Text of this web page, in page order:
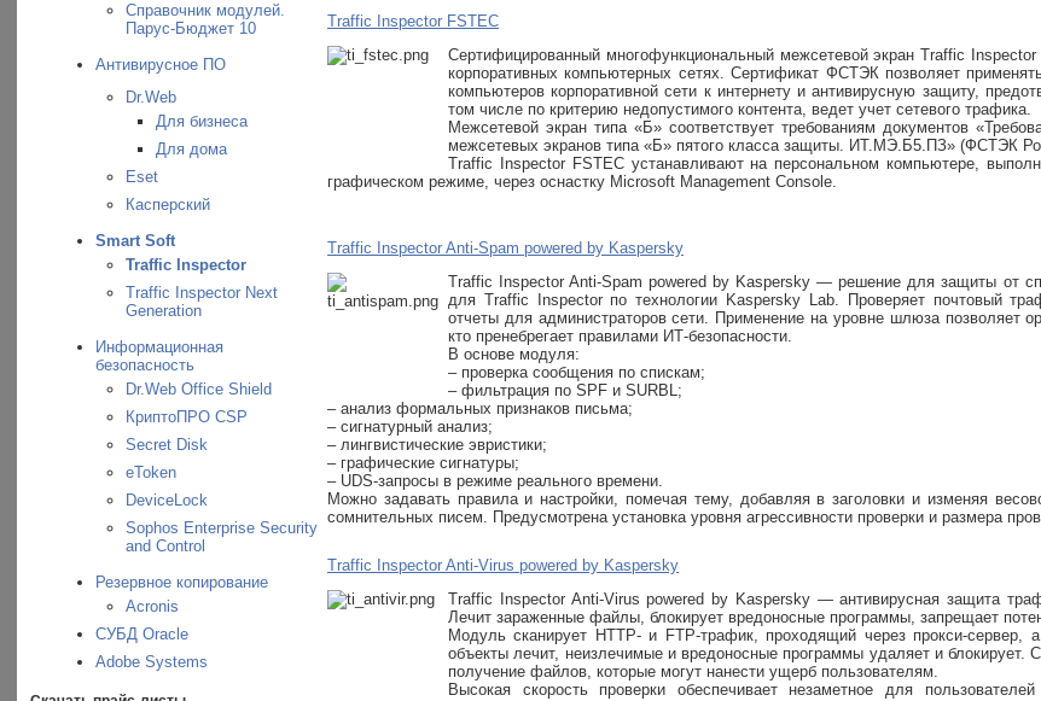
Справочник модулей.
Парус-Бюджет 10
Антивирусное ПО
Dr.Web
Для бизнеса
Для дома
Eset
Касперский
Smart Soft
Traffic Inspector
Traffic Inspector Next
Generation
Информационная
безопасность
Dr.Web Office Shield
КриптоПРО CSP
Secret Disk
eToken
DeviceLock
Sophos Enterprise Security
and Control
Резервное копирование
Acronis
СУБД Oracle
Adobe Systems
Traffic Inspector FSTEC
Сертифицированный многофункциональный межсетевой экран Traffic
корпоративных компьютерных сетях. Сертификат ФСТЭК позволяет
компьютеров корпоративной сети к интернету и антивирусную защиту,
том числе по критерию недопустимого контента, ведет учет сетевого трафика.
Межсетевой экран типа «Б» соответствует требованиям документов
межсетевых экранов типа «Б» пятого класса защиты. ИТ.МЭ.Б5.ПЗ» (ФСТЭК
Traffic Inspector FSTEC устанавливают на персональном компьютере,
графическом режиме, через оснастку Microsoft Management Console.
Traffic Inspector Anti-Spam powered by Kaspersky
Traffic Inspector Anti-Spam powered by Kaspersky — решение для защиты от
для Traffic Inspector по технологии Kaspersky Lab. Проверяет почтовый
отчеты для администраторов сети. Применение на уровне шлюза позволяет
кто пренебрегает правилами ИТ-безопасности.
В основе модуля:
– проверка сообщения по спискам;
– фильтрация по SPF и SURBL;
– анализ формальных признаков письма;
– сигнатурный анализ;
– лингвистические эвристики;
– графические сигнатуры;
– UDS-запросы в режиме реального времени.
Можно задавать правила и настройки, помечая тему, добавляя в заголовки и изменяя
сомнительных писем. Предусмотрена установка уровня агрессивности проверки и размера
Traffic Inspector Anti-Virus powered by Kaspersky
Traffic Inspector Anti-Virus powered by Kaspersky — антивирусная защита
Лечит зараженные файлы, блокирует вредоносные программы, запрещает
Модуль сканирует HTTP- и FTP-трафик, проходящий через прокси-
объекты лечит, неизлечимые и вредоносные программы удаляет и
получение файлов, которые могут нанести ущерб пользователям.
Высокая скорость проверки обеспечивает незаметное для